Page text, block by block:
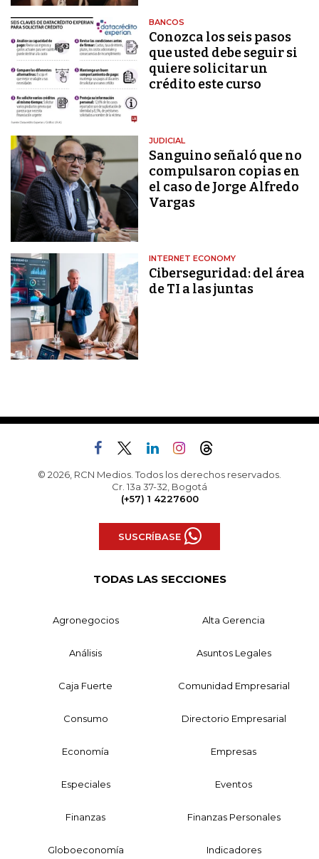
BANCOS
Conozca los seis pasos
que usted debe seguir si
quiere solicitar un
crédito este curso
JUDICIAL
Sanguino señaló que no
compulsaron copias en
el caso de Jorge Alfredo
Vargas
INTERNET ECONOMY
Ciberseguridad: del área
de TI a las juntas
© 2026, RCN Medios. Todos los derechos reservados.
Cr. 13a 37-32, Bogotá
(+57) 1 4227600
SUSCRÍBASE
TODAS LAS SECCIONES
Agronegocios Alta Gerencia
Análisis Asuntos Legales
Caja Fuerte Comunidad Empresarial
Consumo Directorio Empresarial
Economía Empresas
Especiales Eventos
Finanzas Finanzas Personales
Globoeconomía Indicadores